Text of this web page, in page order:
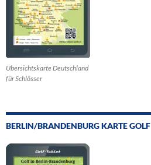
Übersichtskarte Deutschland
für Schlösser
BERLIN/BRANDENBURG KARTE GOLF